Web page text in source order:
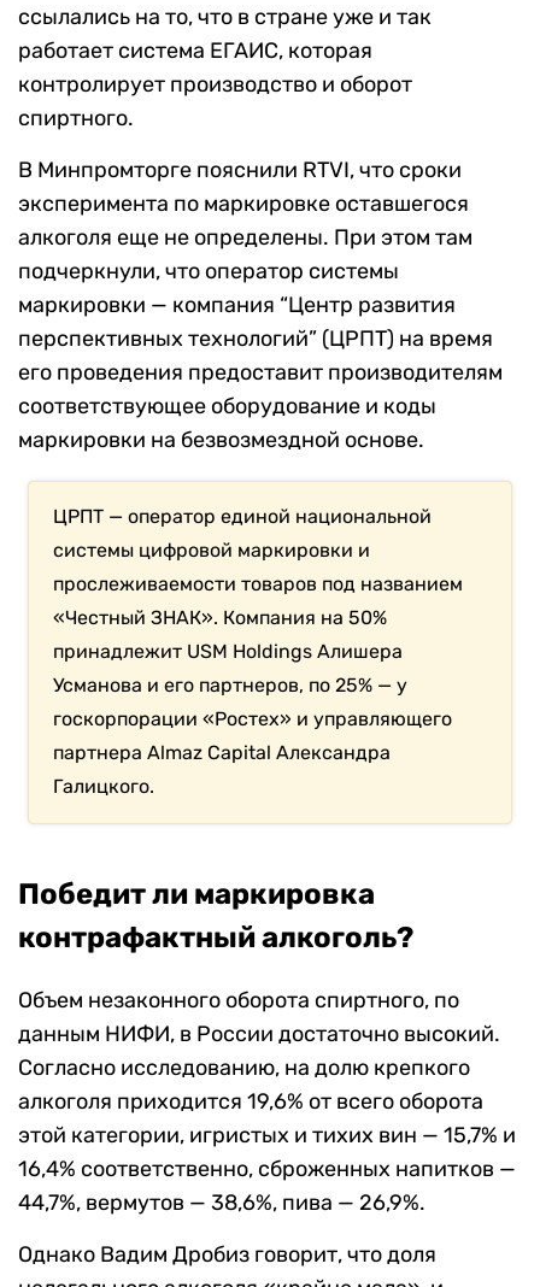
ссылались на то, что в стране уже и так
работает система ЕГАИС, которая
контролирует производство и оборот
спиртного.
В Минпромторге пояснили RTVI, что сроки
эксперимента по маркировке оставшегося
алкоголя еще не определены. При этом там
подчеркнули, что оператор системы
маркировки — компания “Центр развития
перспективных технологий” (ЦРПТ) на время
его проведения предоставит производителям
соответствующее оборудование и коды
маркировки на безвозмездной основе.
ЦРПТ — оператор единой национальной
системы цифровой маркировки и
прослеживаемости товаров под названием
«Честный ЗНАК». Компания на 50%
принадлежит USM Holdings Алишера
Усманова и его партнеров, по 25% — у
госкорпорации «Ростех» и управляющего
партнера Almaz Capital Александра
Галицкого.
Победит ли маркировка
контрафактный алкоголь?
Объем незаконного оборота спиртного, по
данным НИФИ, в России достаточно высокий.
Согласно исследованию, на долю крепкого
алкоголя приходится 19,6% от всего оборота
этой категории, игристых и тихих вин — 15,7% и
16,4% соответственно, сброженных напитков —
44,7%, вермутов — 38,6%, пива — 26,9%.
Однако Вадим Дробиз говорит, что доля